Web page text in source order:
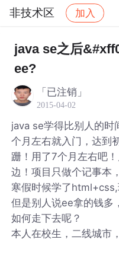
非技术区 加入
社区 非技术区
java se之后
ee?
「已注销」
2015-04-02
java se学得比别人的时
个月左右就入门，达到
跚！用了7个月左右吧
边！项目只做个记事本
寒假时候学了
但是别人说ee拿的钱多
如何走下去呢？
本人在校生，二线城市